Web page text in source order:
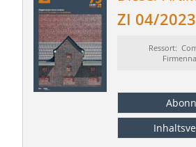
ZI 04/2023
Ressort: